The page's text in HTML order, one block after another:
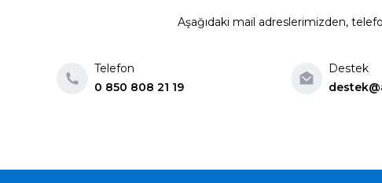
Aşağıdaki mail adreslerimizden,
Telefon
0 850 808 21 19
Destek